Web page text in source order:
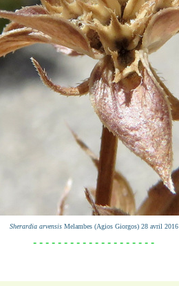
Sherardia arvensis Melambes (Agios Giorgos) 28 avril 2016
- - - - - - - - - - - - - - - - - - - -